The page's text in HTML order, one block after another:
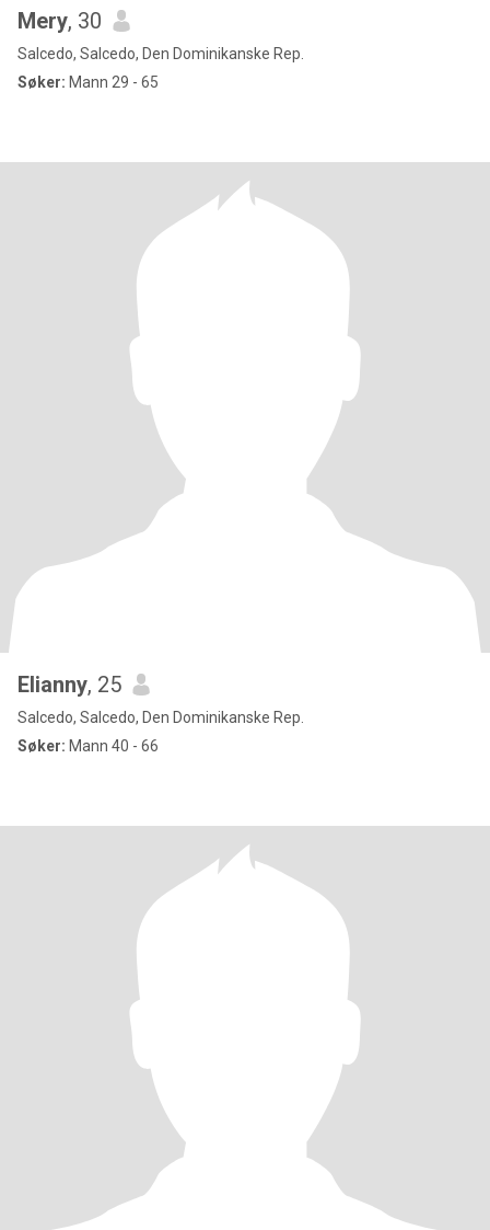
Mery, 30
Salcedo, Salcedo, Den Dominikanske Rep.
Søker: Mann 29 - 65
Elianny, 25
Salcedo, Salcedo, Den Dominikanske Rep.
Søker: Mann 40 - 66